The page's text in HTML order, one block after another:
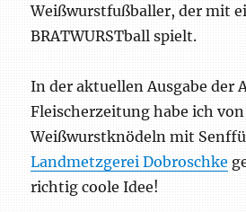
Weißwurstfußballer, der mit
BRATWURSTball spielt.
In der aktuellen Ausgabe der
Fleischerzeitung habe ich von
Weißwurstknödeln mit
Landmetzgerei Dobroschke
richtig coole Idee!